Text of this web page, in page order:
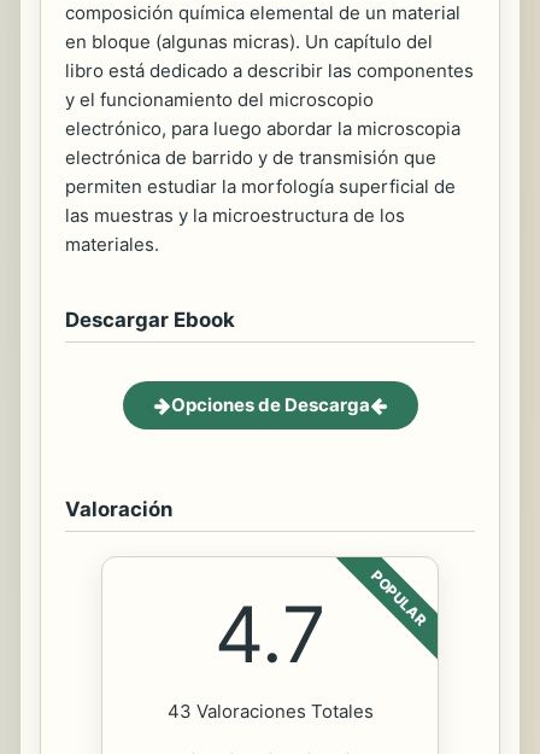
composición química elemental de un material
en bloque (algunas micras). Un capítulo del
libro está dedicado a describir las componentes
y el funcionamiento del microscopio
electrónico, para luego abordar la microscopia
electrónica de barrido y de transmisión que
permiten estudiar la morfología superficial de
las muestras y la microestructura de los
materiales.
Descargar Ebook
Opciones de Descarga
Valoración
POPULAR
4.7
43 Valoraciones Totales